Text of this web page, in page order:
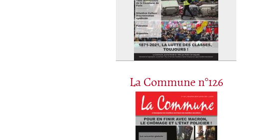
La Commune n°126